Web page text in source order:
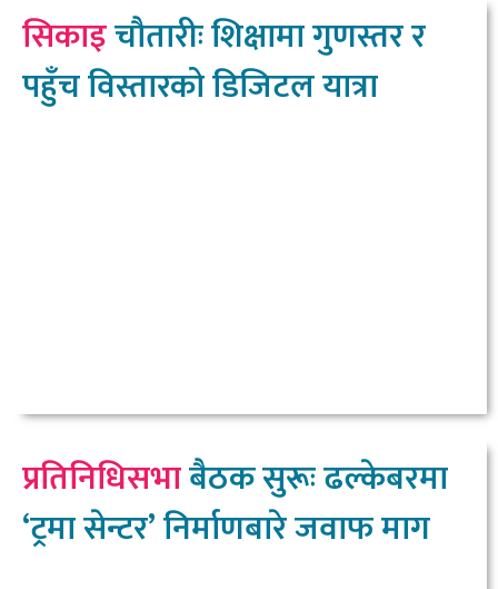
सिकाइचौतारीः शिक्षामा गुणस्तर र
पहुँच विस्तारको डिजिटल यात्रा
प्रतिनिधिसभाबैठक सुरूः ढल्केबरमा
‘ट्रमा सेन्टर’ निर्माणबारे जवाफ माग